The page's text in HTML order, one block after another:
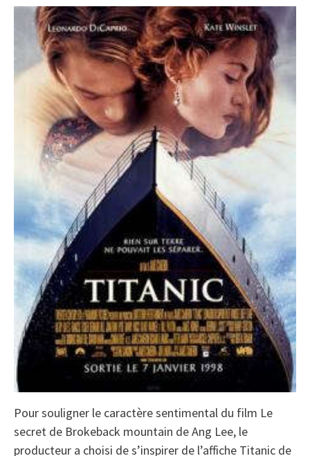
Pour souligner le caractère sentimental du film Le
secret de Brokeback mountain de Ang Lee, le
producteur a choisi de s’inspirer de l’affiche Titanic de